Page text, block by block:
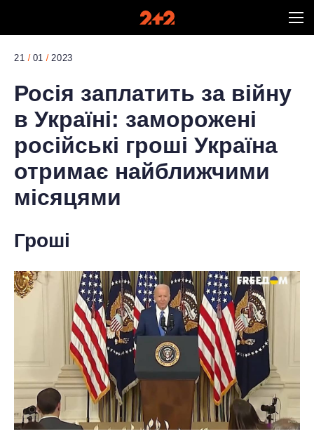
21 01 2023
Росія заплатить за війну
в Україні: заморожені
російські гроші Україна
отримає найближчими
місяцями
Гроші